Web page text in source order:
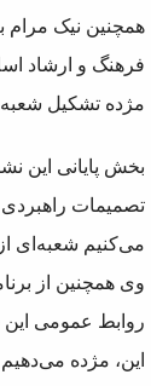
همچنین نیک مرام
فرهنگ و ارشاد
مژده تشکیل
بخش پایانی این
می‌کنیم شعبه‌ای
‌وی همچنین از
روابط عمومی این
این، مژده